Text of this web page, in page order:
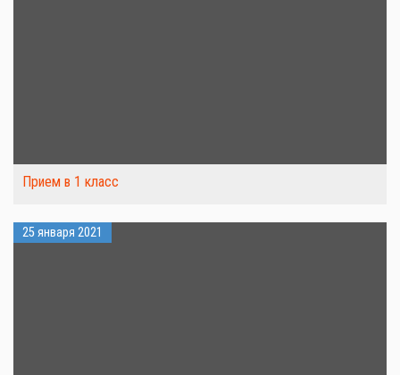
Прием в 1 класс
25 января 2021